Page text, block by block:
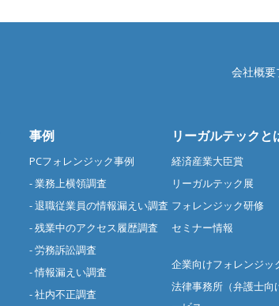
会社概要
事例
PCフォレンジック事例
- 業務上横領調査
- 退職従業員の情報漏えい調査
- 残業中のアクセス履歴調査
- 労務訴訟調査
- 情報漏えい調査
- 社内不正調査
リーガルテックと
経済産業大臣賞
リーガルテック展
フォレンジック研修
セミナー情報
企業向けフォレンジッ
法律事務所（弁護士向